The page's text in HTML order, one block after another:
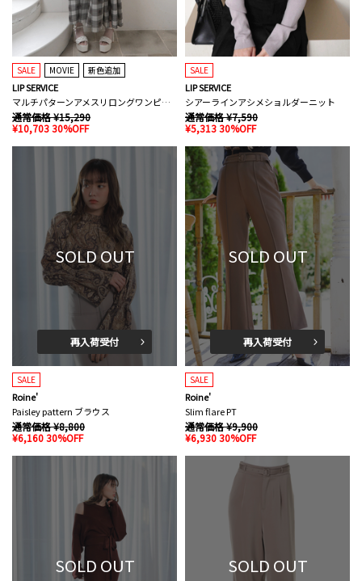
SALE MOVIE 新色追加
LIP SERVICE
マルチパターンアメスリロングワンピース
通常価格 ¥15,290
¥10,703 30%OFF
SALE
LIP SERVICE
シアーラインアシメショルダーニット
通常価格 ¥7,590
¥5,313 30%OFF
SOLD OUT
再入荷受付
SALE
Roine'
Paisley pattern ブラウス
通常価格 ¥8,800
¥6,160 30%OFF
SOLD OUT
再入荷受付
SALE
Roine'
Slim flare PT
通常価格 ¥9,900
¥6,930 30%OFF
SOLD OUT SOLD OUT